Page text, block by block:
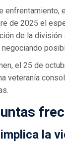
enfrentamiento,
de 2025 el
de la división
negociando
el 25 de
veteranía
implica la